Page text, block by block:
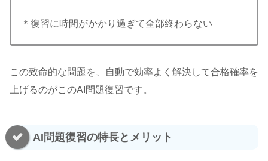
＊復習に時間がかかり過ぎて全部終わらない
この致命的な問題を、自動で効率よく解決して合格確率を
上げるのがこのAI問題復習です。
AI問題復習の特長とメリット